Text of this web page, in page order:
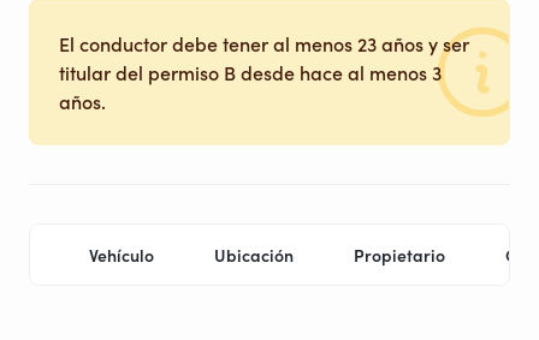
El conductor debe tener al menos 23 años y ser
titular del permiso B desde hace al menos 3
años.
Vehículo Ubicación Propietario